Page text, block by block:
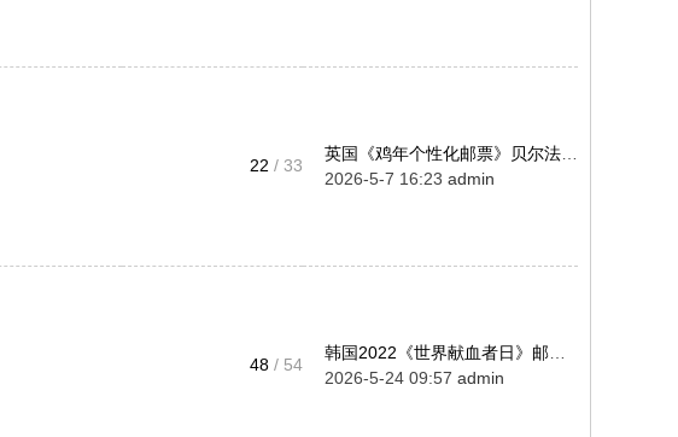
22 / 33
2026-5-7 16:23 admin
48 / 54
2026-5-24 09:57 admin